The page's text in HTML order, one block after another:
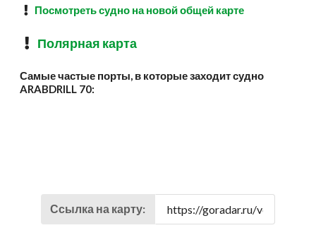
Посмотреть судно на новой общей карте
Полярная карта
Самые частые порты, в которые заходит судно
ARABDRILL 70:
Ссылка на карту: